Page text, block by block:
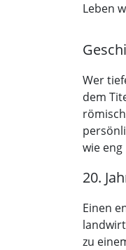
Leben
Wer
dem
wie
20.
Einen
zu